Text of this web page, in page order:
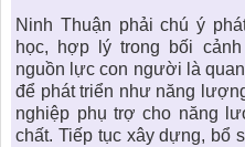
Ninh Thuận phải chú ý
học, hợp lý trong bối
nguồn lực con người là
để phát triển như năng
nghiệp phụ trợ cho năng
chất. Tiếp tục xây dựng, bổ